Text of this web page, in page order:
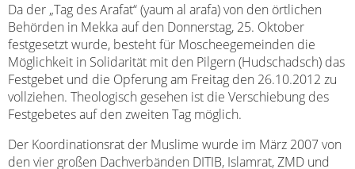
Da der „Tag des Arafat“ (yaum al arafa) von den örtlichen
Behörden in Mekka auf den Donnerstag, 25. Oktober
festgesetzt wurde, besteht für Moscheegemeinden die
Möglichkeit in Solidarität mit den Pilgern (Hudschadsch) das
Festgebet und die Opferung am Freitag den 26.10.2012 zu
vollziehen. Theologisch gesehen ist die Verschiebung des
Festgebetes auf den zweiten Tag möglich.
Der Koordinationsrat der Muslime wurde im März 2007 von
den vier großen Dachverbänden DITIB, Islamrat, ZMD und